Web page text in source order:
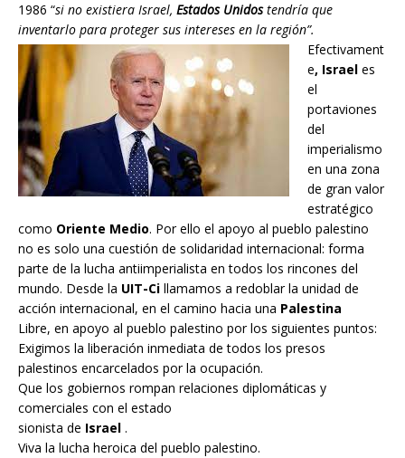
1986 “si no existiera Israel, Estados Unidostendría que
inventarlo para proteger sus intereses en la región”.
Efectivament
e, Israel es
el
portaviones
del
imperialismo
en una zona
de gran valor
estratégico
como Oriente Medio. Por ello el apoyo al pueblo palestino
no es solo una cuestión de solidaridad internacional: forma
parte de la lucha antiimperialista en todos los rincones del
mundo. Desde la UIT-Ci llamamos a redoblar la unidad de
acción internacional, en el camino hacia una Palestina
Libre, en apoyo al pueblo palestino por los siguientes puntos:
Exigimos la liberación inmediata de todos los presos
palestinos encarcelados por la ocupación.
Que los gobiernos rompan relaciones diplomáticas y
comerciales con el estado
sionista de Israel .
Viva la lucha heroica del pueblo palestino.